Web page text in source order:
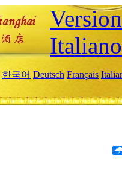
Italiano
한국어 Deutsch Français